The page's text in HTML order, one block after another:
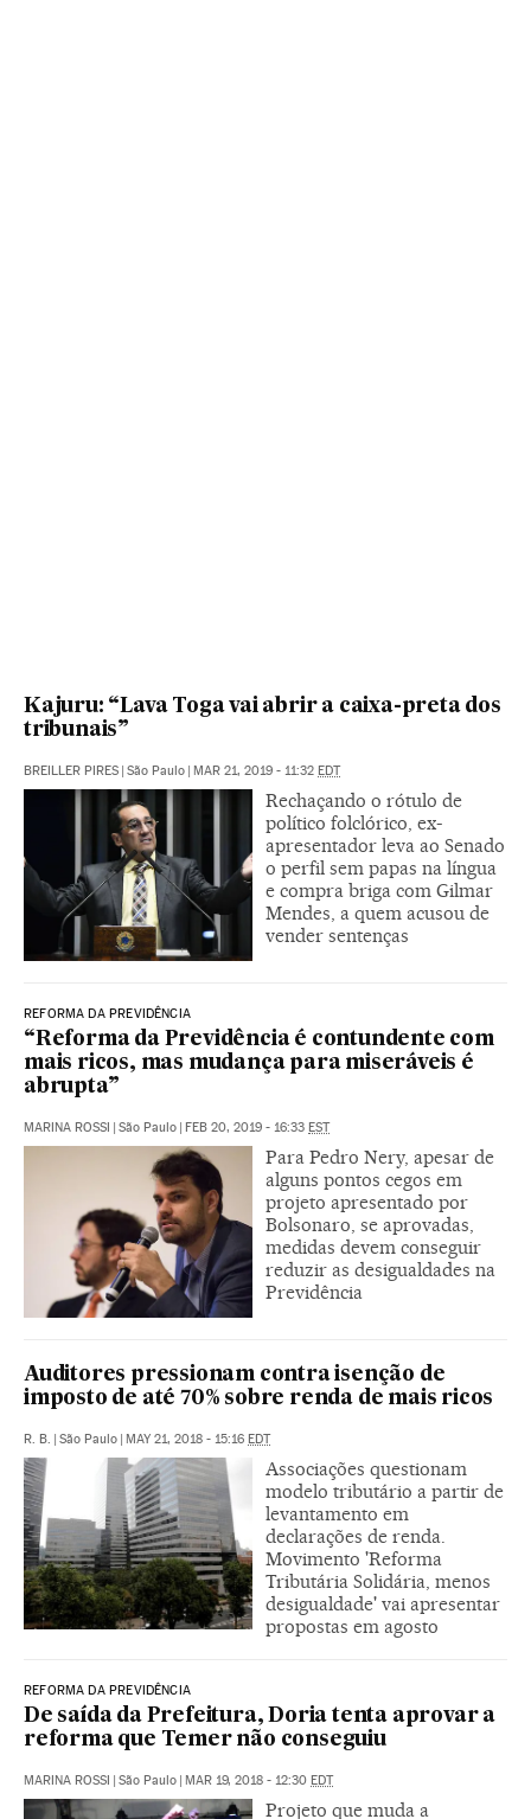
Kajuru: “Lava Toga vai abrir a caixa-preta dos
tribunais”
BREILLER PIRES | São Paulo | MAR 21, 2019 - 11:32 EDT
Rechaçando o rótulo de
político folclórico, ex-
apresentador leva ao Senado
o perfil sem papas na língua
e compra briga com Gilmar
Mendes, a quem acusou de
vender sentenças
REFORMA DA PREVIDÊNCIA
“Reforma da Previdência é contundente com
mais ricos, mas mudança para miseráveis é
abrupta”
MARINA ROSSI | São Paulo | FEB 20, 2019 - 16:33 EST
Para Pedro Nery, apesar de
alguns pontos cegos em
projeto apresentado por
Bolsonaro, se aprovadas,
medidas devem conseguir
reduzir as desigualdades na
Previdência
Auditores pressionam contra isenção de
imposto de até 70% sobre renda de mais ricos
R. B. | São Paulo | MAY 21, 2018 - 15:16 EDT
Associações questionam
modelo tributário a partir de
levantamento em
declarações de renda.
Movimento 'Reforma
Tributária Solidária, menos
desigualdade' vai apresentar
propostas em agosto
REFORMA DA PREVIDÊNCIA
De saída da Prefeitura, Doria tenta aprovar a
reforma que Temer não conseguiu
MARINA ROSSI | São Paulo | MAR 19, 2018 - 12:30 EDT
Projeto que muda a